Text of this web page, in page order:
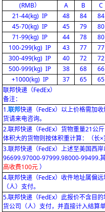
(RMB） A B C
21-44(kg) IP
48 84 84
45-70(kg) IP
45 79 80
71-99(kg) IP
44 78 80
100-299(kg) IP
43 77 77
300-499(kg) IP
40 72 72
500-999(kg) IP
38 68 66
+1000(kg) IP
37 65 65
联邦快递（FedEx）
备注：
1.联邦快递（FedEx）以上价格需加
货请来电咨询。
2.联邦快递（FedEx）货物重量21公
体积大的货物则按体积重计算：（长
3.联邦快递（FedEx）上述至美国西
96699.97000-97999.98000-99499.
高收费100元）
4.联邦快递（FedEx）收件地址属偏
（人）支付。
5.联邦快递（FedEx）此报价不含目
货公司（人）支付，并直接计入结算单